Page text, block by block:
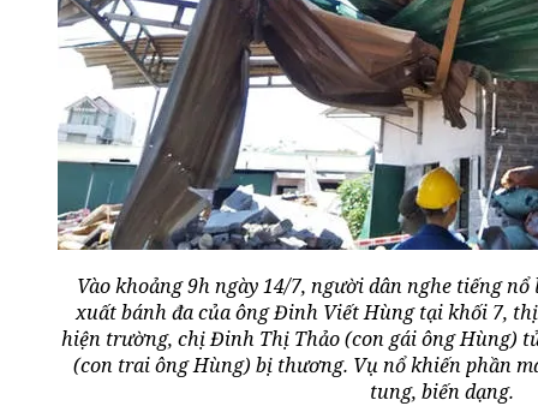
Vào khoảng 9h ngày 14/7, người dân nghe tiếng
xuất bánh đa của ông Đinh Viết Hùng tại khối 7,
hiện trường, chị Đinh Thị Thảo (con gái ông Hùng)
(con trai ông Hùng) bị thương. Vụ nổ khiến phần
tung, biến dạng.